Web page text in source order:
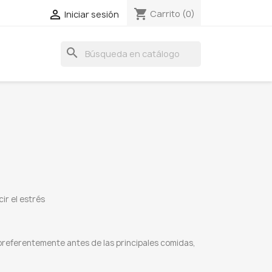
 Iniciar sesión shopping_cart Carrito (0)
search
el estrés
antes de las principales comidas,